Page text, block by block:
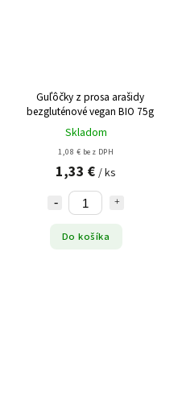
Guľôčky z prosa arašidy
bezgluténové vegan BIO 75g
Skladom
1,08 € bez DPH
1,33 € / ks
Do košíka